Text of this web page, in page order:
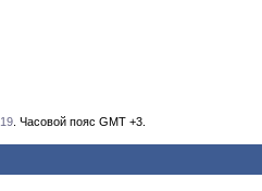
. Часовой пояс GMT +3.